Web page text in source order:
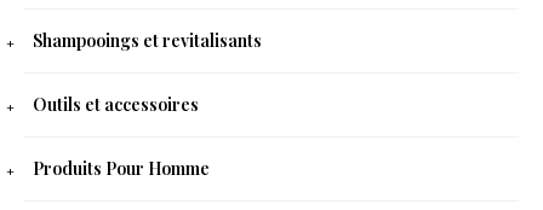
Shampooings et revitalisants
Outils et accessoires
Produits Pour Homme